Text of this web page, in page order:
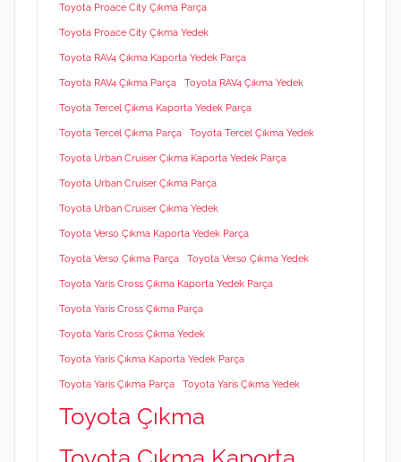
Toyota Proace City Çıkma Parça
Toyota Proace City Çıkma Yedek
Toyota RAV4 Çıkma Kaporta Yedek Parça
Toyota RAV4 Çıkma Parça Toyota RAV4 Çıkma Yedek
Toyota Tercel Çıkma Kaporta Yedek Parça
Toyota Tercel Çıkma Parça Toyota Tercel Çıkma Yedek
Toyota Urban Cruiser Çıkma Kaporta Yedek Parça
Toyota Urban Cruiser Çıkma Parça
Toyota Urban Cruiser Çıkma Yedek
Toyota Verso Çıkma Kaporta Yedek Parça
Toyota Verso Çıkma Parça Toyota Verso Çıkma Yedek
Toyota Yaris Cross Çıkma Kaporta Yedek Parça
Toyota Yaris Cross Çıkma Parça
Toyota Yaris Cross Çıkma Yedek
Toyota Yaris Çıkma Kaporta Yedek Parça
Toyota Yaris Çıkma Parça Toyota Yaris Çıkma Yedek
Toyota Çıkma